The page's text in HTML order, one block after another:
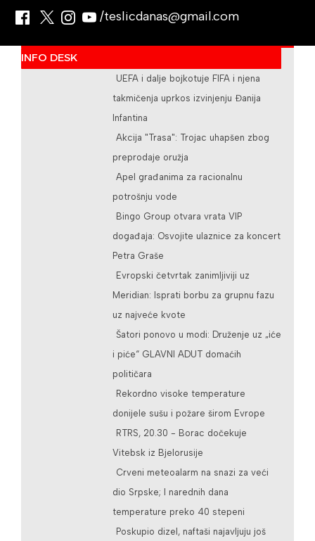
/teslicdanas@gmail.com
INFO DESK
UEFA i dalje bojkotuje FIFA i njena
takmičenja uprkos izvinjenju Đanija
Infantina
Akcija "Trasa": Trojac uhapšen zbog
preprodaje oružja
Apel građanima za racionalnu
potrošnju vode
Bingo Group otvara vrata VIP
događaja: Osvojite ulaznice za koncert
Petra Graše
Evropski četvrtak zanimljiviji uz
Meridian: Isprati borbu za grupnu fazu
uz najveće kvote
Šatori ponovo u modi: Druženje uz „iće
i piće“ GLAVNI ADUT domaćih
političara
Rekordno visoke temperature
donijele sušu i požare širom Evrope
RTRS, 20.30 - Borac dočekuje
Vitebsk iz Bjelorusije
Crveni meteoalarm na snazi za veći
dio Srpske; I narednih dana
temperature preko 40 stepeni
Poskupio dizel, naftaši najavljuju još